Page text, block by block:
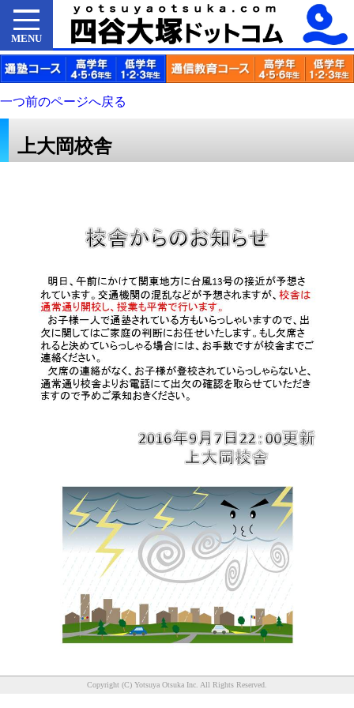
MENU
一つ前のページへ戻る
上大岡校舎
Copyright (C) Yotsuya Otsuka Inc. All Rights Reserved.